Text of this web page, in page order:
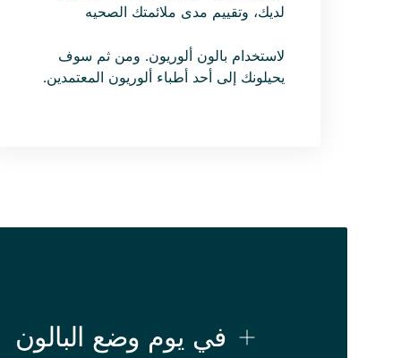
لديك، وتقييم مدى ملائمتك الصحيه
لاستخدام بالون ألوريون. ومن ثم سوف
يحيلونك إلى أحد أطباء ألوريون المعتمدين.
في يوم وضع البالون